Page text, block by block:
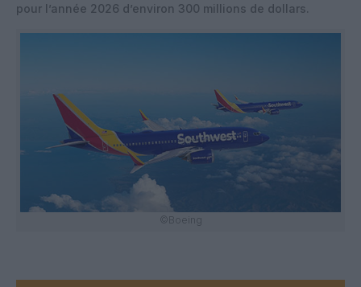
pour l’année 2026 d’environ 300 millions de dollars.
©Boeing